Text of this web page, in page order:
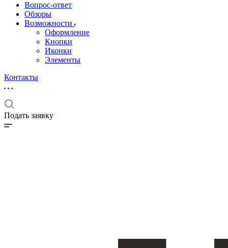
Вопрос-ответ
Обзоры
Возможности
Оформление
Кнопки
Иконки
Элементы
Контакты
Подать заявку